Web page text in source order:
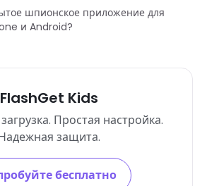
шпионское приложение для
и Android?
FlashGet Kids
Простая настройка.
защита.
бесплатно